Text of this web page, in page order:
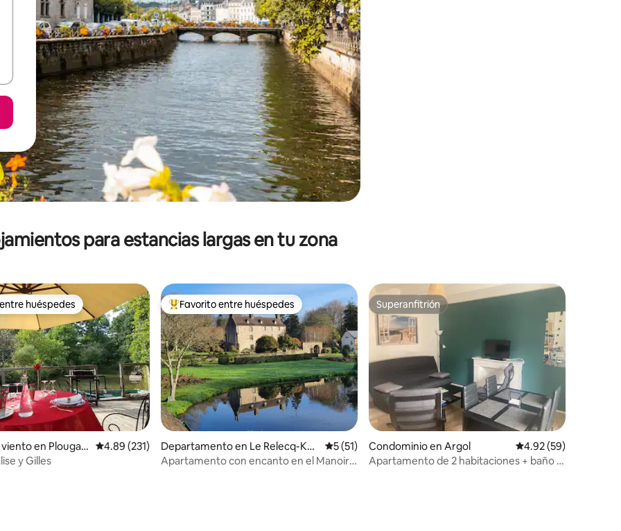
para estancias largas en tu zona
huéspedes
huéspedes
en Plougast Calificación promedio: 4.89 de 5; 231 evaluaciones
4.89 (231)
y Gilles
De los mejores en Favorito entre huéspedes
Favorito entre huéspedes
Departamento en Le Relecq-Ker
huon
Calificación promedio: 5 de 5; 51 evaluaciones
5 (51)
Apartamento con encanto en el Manoir
Superanfitrión
Superanfitrión
Condominio en Argol Calificación
4.92 (59)
Apartamento de 2 habitaciones + baño a